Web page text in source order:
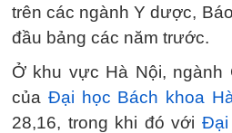
trên các ngành Y dược,
đầu bảng các năm trước.
Ở khu vực Hà Nội, ngành
của Đại học Bách khoa
28,16, trong khi đó với Đại